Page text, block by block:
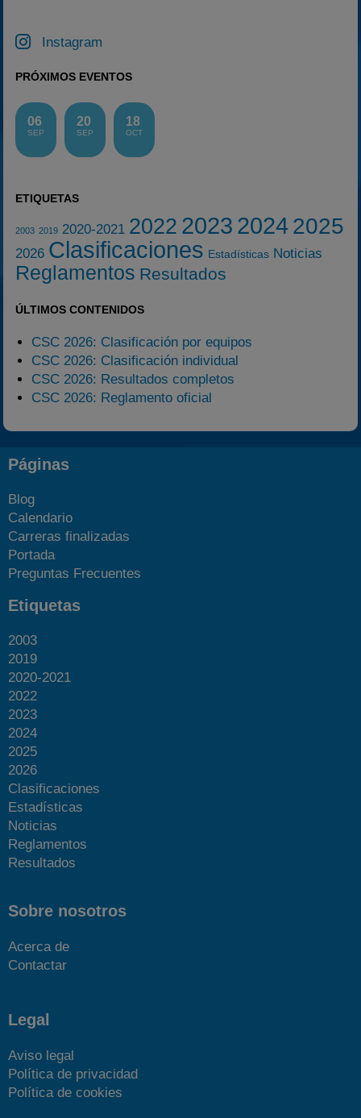
Instagram
PRÓXIMOS EVENTOS
06
SEP
20
SEP
18
OCT
ETIQUETAS
2003 2019 2020-2021 2022 2023 20242025
2026 Clasificaciones Estadísticas Noticias
Reglamentos Resultados
ÚLTIMOS CONTENIDOS
CSC 2026: Clasificación por equipos
CSC 2026: Clasificación individual
CSC 2026: Resultados completos
CSC 2026: Reglamento oficial
Páginas
Blog
Calendario
Carreras finalizadas
Portada
Preguntas Frecuentes
Etiquetas
2003
2019
2020-2021
2022
2023
2024
2025
2026
Clasificaciones
Estadísticas
Noticias
Reglamentos
Resultados
Sobre nosotros
Acerca de
Contactar
Legal
Aviso legal
Política de privacidad
Política de cookies